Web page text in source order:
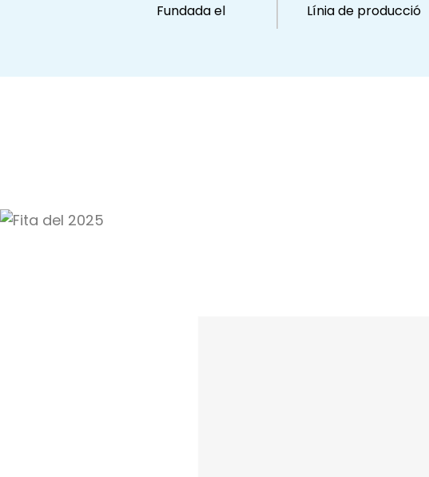
Fundada el Línia de producció